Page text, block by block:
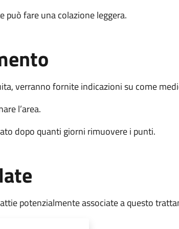
può fare una colazione leggera.
verranno fornite indicazioni su come
l’area.
dopo quanti giorni rimuovere i punti.
potenzialmente associate a questo